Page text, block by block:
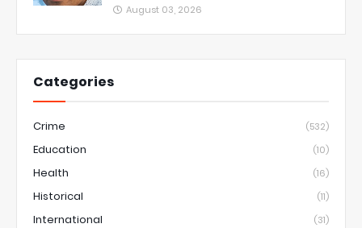
August 03, 2026
Categories
Crime (532)
Education (10)
Health (16)
Historical (11)
International (31)